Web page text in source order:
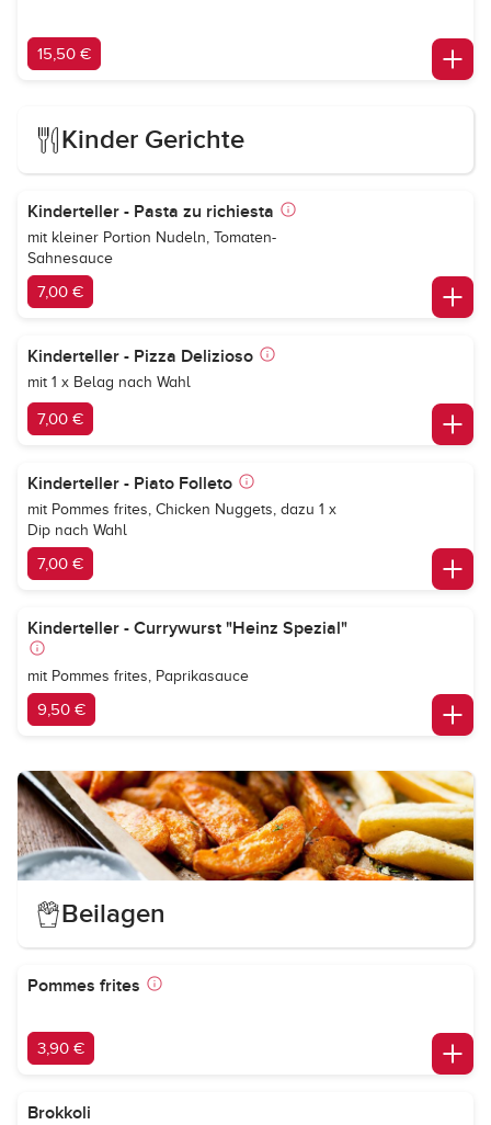
15,50 €
Kinder Gerichte
Kinderteller - Pasta zu richiesta
mit kleiner Portion Nudeln, Tomaten-
Sahnesauce
7,00 €
Kinderteller - Pizza Delizioso
mit 1 x Belag nach Wahl
7,00 €
Kinderteller - Piato Folleto
mit Pommes frites, Chicken Nuggets, dazu 1 x
Dip nach Wahl
7,00 €
Kinderteller - Currywurst "Heinz Spezial"
mit Pommes frites, Paprikasauce
9,50 €
Beilagen
Pommes frites
3,90 €
Brokkoli